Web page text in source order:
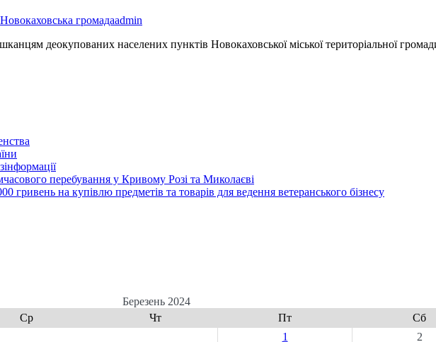
Новокаховська громадаadmin
деокупованих населених пунктів Новокаховської міської територіальної
перебування у Кривому Розі та Миколаєві
на купівлю предметів та товарів для ведення ветеранського бізнесу
Березень 2024
Ср Чт Пт Сб
1
2